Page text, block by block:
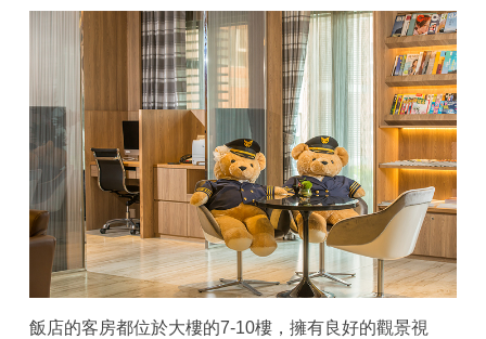
飯店的客房都位於大樓的7-10樓，擁有良好的觀景視